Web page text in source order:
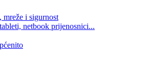
i sigurnost
netbook prijenosnici...